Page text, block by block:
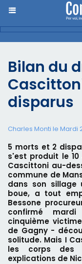
Bilan du
disparus
Charles Monti le Mardi
5 morts et 2
s'est produit le
Cascittoni au-
commune de
dans son sillage
boue, a tout
Bessone
confirmé
cinquième
de Gagny -
solitude. Mais I
les corps des
explications de